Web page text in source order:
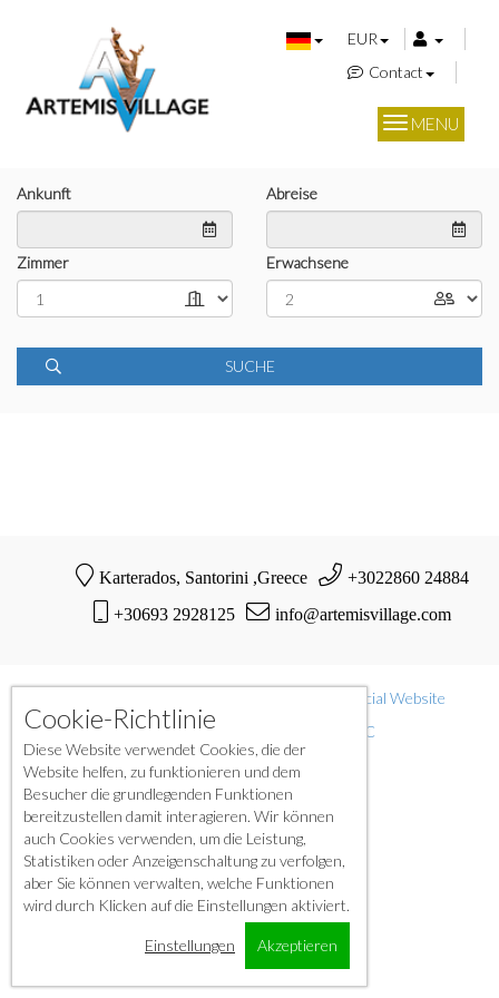
EUR
Contact
MENU
Ankunft Abreise
Zimmer Erwachsene
SUCHE
Karterados, Santorini ,Greece +3022860 24884
+30693 2928125 info@artemisvillage.com
Official Website
Powered by International O.H.M. LLC
Cookie-Richtlinie
Diese Website verwendet Cookies, die der
Website helfen, zu funktionieren und dem
Besucher die grundlegenden Funktionen
bereitzustellen damit interagieren. Wir können
auch Cookies verwenden, um die Leistung,
Statistiken oder Anzeigenschaltung zu verfolgen,
aber Sie können verwalten, welche Funktionen
wird durch Klicken auf die Einstellungen aktiviert.
Einstellungen Akzeptieren